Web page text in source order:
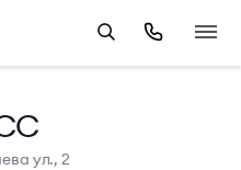
ул., 2